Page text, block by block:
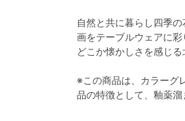
自然と共に暮らし四季
画をテーブルウェアに彩
どこか懐かしさを感じ
※この商品は、カラーグ
品の特徴として、釉薬溜